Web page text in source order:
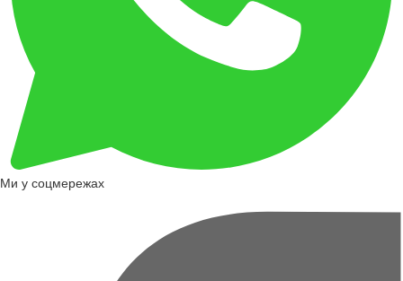
Ми у соцмережах